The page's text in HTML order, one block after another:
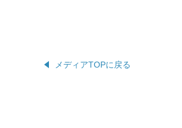
メディアTOPに戻る